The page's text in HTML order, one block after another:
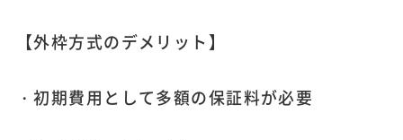
【外枠方式のデメリット】
・初期費用として多額の保証料が必要